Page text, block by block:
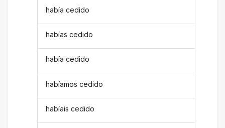
había cedido
habías cedido
había cedido
habíamos cedido
habíais cedido